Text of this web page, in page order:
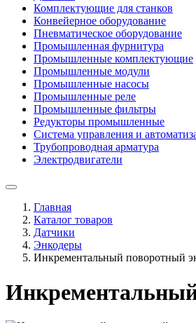
Комплектующие для станков
Конвейерное оборудование
Пневматическое оборудование
Промышленная фурнитура
Промышленные комплектующие
Промышленные модули
Промышленные насосы
Промышленные реле
Промышленные фильтры
Редукторы промышленные
Система управления и
Трубопроводная арматура
Электродвигатели
Главная
Каталог товаров
Датчики
Энкодеры
Инкрементальный поворотный